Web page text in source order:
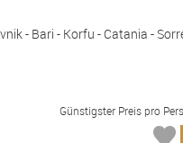
- Bari - Korfu - Catania -
Günstigster Preis pro